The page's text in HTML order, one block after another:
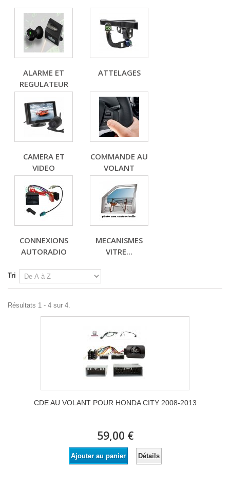
ALARME ET
REGULATEUR
ATTELAGES
CAMERA ET
VIDEO
COMMANDE AU
VOLANT
CONNEXIONS
AUTORADIO
MECANISMES
VITRE...
Tri
Résultats 1 - 4 sur 4.
CDE AU VOLANT POUR HONDA CITY 2008-2013
59,00 €
Ajouter au panier Détails